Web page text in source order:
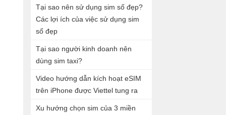
Tại sao nên sử dụng sim số đẹp?
Các lợi ích của việc sử dụng sim
số đẹp
Tại sao người kinh doanh nên
dùng sim taxi?
Video hướng dẫn kích hoạt eSIM
trên iPhone được Viettel tung ra
Xu hướng chọn sim của 3 miền